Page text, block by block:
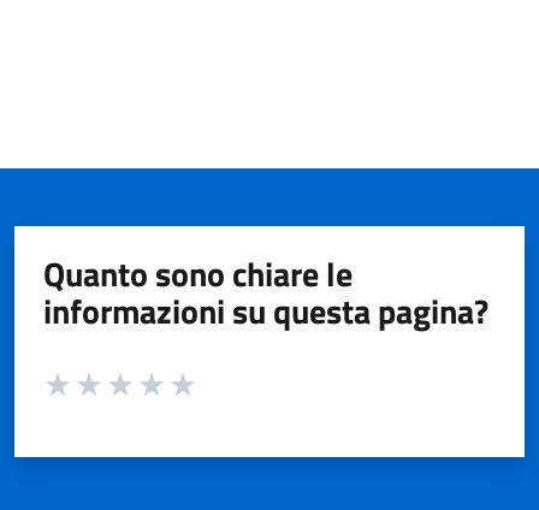
Quanto sono chiare le
informazioni su questa pagina?
Valuta da 1 a 5 stelle la pagina